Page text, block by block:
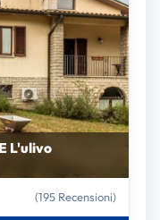
L'ulivo
(195 Recensioni)